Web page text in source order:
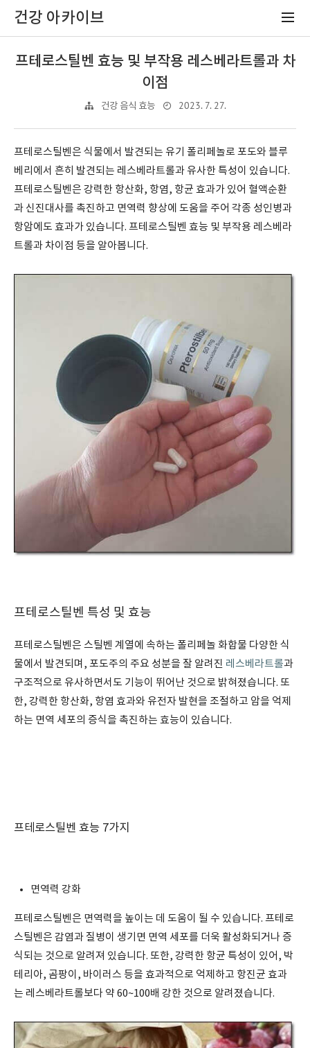
건강 아카이브
프테로스틸벤 효능 및 부작용 레스베라트롤과 차
이점
건강 음식 효능 2023. 7. 27.
프테로스틸벤은 식물에서 발견되는 유기 폴리페놀로 포도와 블루
베리에서 흔히 발견되는 레스베라트롤과 유사한 특성이 있습니다.
프테로스틸벤은 강력한 항산화, 항염, 항균 효과가 있어 혈액순환
과 신진대사를 촉진하고 면역력 향상에 도움을 주어 각종 성인병과
항암에도 효과가 있습니다. 프테로스틸벤 효능 및 부작용 레스베라
트롤과 차이점 등을 알아봅니다.
프테로스틸벤 특성 및 효능
프테로스틸벤은 스틸벤 계열에 속하는 폴리페놀 화합물 다양한 식
물에서 발견되며, 포도주의 주요 성분을 잘 알려진 레스베라트롤과
구조적으로 유사하면서도 기능이 뛰어난 것으로 밝혀졌습니다. 또
한, 강력한 항산화, 항염 효과와 유전자 발현을 조절하고 암을 억제
하는 면역 세포의 증식을 촉진하는 효능이 있습니다.
프테로스틸벤 효능 7가지
면역력 강화
프테로스틸벤은 면역력을 높이는 데 도움이 될 수 있습니다. 프테로
스틸벤은 감염과 질병이 생기면 면역 세포를 더욱 활성화되거나 증
식되는 것으로 알려져 있습니다. 또한, 강력한 항균 특성이 있어, 박
테리아, 곰팡이, 바이러스 등을 효과적으로 억제하고 항진균 효과
는 레스베라트롤보다 약 60~100배 강한 것으로 알려졌습니다.